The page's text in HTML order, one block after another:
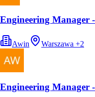
Engineering Manager
Awin Warszawa +2
Engineering Manager